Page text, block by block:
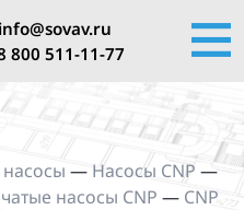
info@sovav.ru
800 511-11-77
— Насосы CNP —
насосы CNP — CNP